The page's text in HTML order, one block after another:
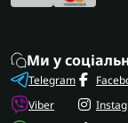
Ми у
Telegram
Viber